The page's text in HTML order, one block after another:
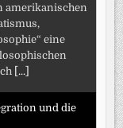
amerikanischen
eine
[...]
und die